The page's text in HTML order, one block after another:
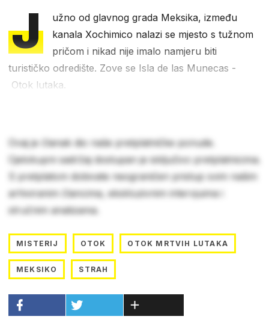
J
užno od glavnog grada Meksika, između
kanala Xochimico nalazi se mjesto s tužnom
pričom i nikad nije imalo namjeru biti
turističko odredište. Zove se Isla de las Munecas -
Otok lutaka.
Ovaj je članak dio naše pretplatničke ponude.
Cjelokupni sadržaj dostupan je isključivo pretplatnicima.
S pretplatom dobivate neograničen pristup svim našim
arhiviranim člancima, ekskluzivnim intervjuima i
stručnim analizama.
MISTERIJ OTOK OTOK MRTVIH LUTAKA
MEKSIKO STRAH